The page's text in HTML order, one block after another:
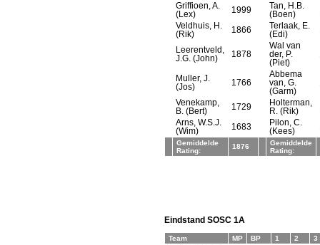
Griffioen, A.
(Lex)
1999
Tan, H.B.
(Boen)
Veldhuis, H.
(Rik)
1866
Terlaak, E.
(Edi)
Leerentveld,
J.G. (John)
1878
Wal van
der, P.
(Piet)
Muller, J.
(Jos)
1766
Abbema
van, G.
(Garm)
Venekamp,
B. (Bert)
1729
Holterman,
R. (Rik)
Arns, W.S.J.
(Wim)
1683
Pilon, C.
(Kees)
Gemiddelde
Rating:
1876
Gemiddelde
Rating:
Eindstand SOSC 1A
Team MP BP 1 2 3